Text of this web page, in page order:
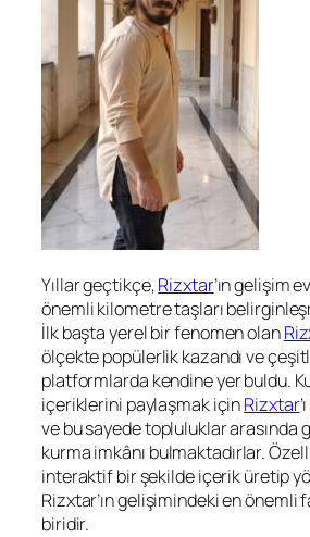
Yıllar geçtikçe,Rizxtar’ın gelişim
önemli kilometre taşları
İlk başta yerel bir fenomen olan
ölçekte popülerlik kazandı ve
platformlarda kendine yer buldu.
içeriklerini paylaşmak içinRizxtar
ve bu sayede topluluklar arasında
kurma imkânı bulmaktadırlar.
interaktif bir şekilde içerik üretip
Rizxtar’ın gelişimindeki en önemli
biridir.